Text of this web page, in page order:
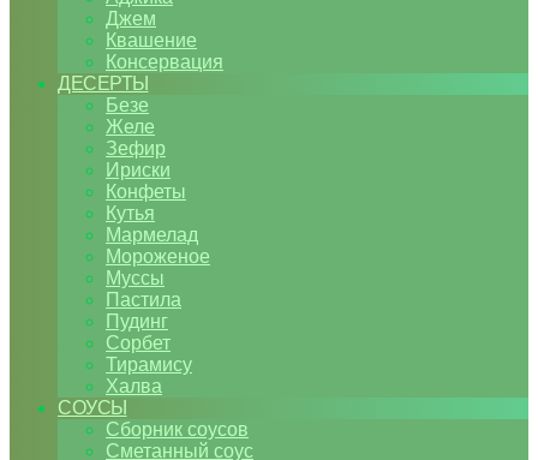
Джем
Квашение
Консервация
ДЕСЕРТЫ
Безе
Желе
Зефир
Ириски
Конфеты
Кутья
Мармелад
Мороженое
Муссы
Пастила
Пудинг
Сорбет
Тирамису
Халва
СОУСЫ
Сборник соусов
Сметанный соус